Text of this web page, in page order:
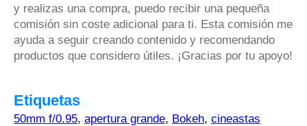
y realizas una compra, puedo recibir una pequeña
comisión sin coste adicional para ti. Esta comisión me
ayuda a seguir creando contenido y recomendando
productos que considero útiles. ¡Gracias por tu apoyo!
Etiquetas
50mm f/0.95, apertura grande, Bokeh, cineastas